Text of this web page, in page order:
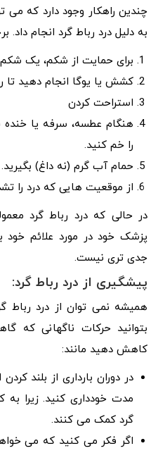
چندین راهکار وجود دارد که می
به دلیل درد رباط گرد انجام داد.
برای حمایت از شکم، یک
کشش یا یوگا انجام دهید تا
استراحت کردن
هنگام عطسه، سرفه یا خنده
را خم کنید.
حمام آب گرم (نه داغ) بگیرید.
از موقعیت هایی که درد را
در حالی که درد رباط گرد
پزشک خود در مورد علائم خود
جدی تری نیست.
پیشگیری از درد رباط گرد:
همیشه نمی توان از درد رباط
بتوانید حرکات ناگهانی که
کاهش دهید مانند:
در دوران بارداری از بلند
مدت خودداری کنید. زیرا
گرد کمک می کنند.
اگر فکر می کنید که می